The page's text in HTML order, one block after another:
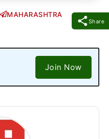
Share
MAHARASHTRA
Join Now